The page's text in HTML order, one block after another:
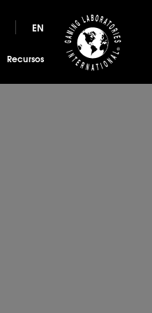
EN
Recursos